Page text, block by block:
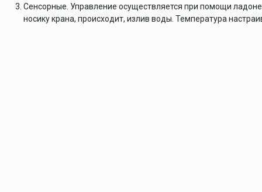
Сенсорные. Управление осуществляется при помощи
носику крана, происходит, излив воды. Температура